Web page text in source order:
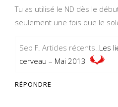
Tu as utilisé le ND dès le
seulement une fois que le
Seb F. Articles récents..Les
cerveau – Mai 2013
RÉPONDRE